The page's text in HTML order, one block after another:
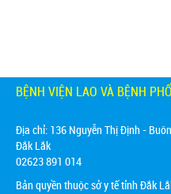
BỆNH VIỆN LAO VÀ BỆNH
Địa chỉ: 136 Nguyễn Thị Định -
Đắk Lắk
02623 891 014
Bản quyền thuộc sở y tế tỉnh Đắk